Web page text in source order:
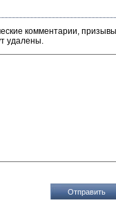
комментарии,
удалены.